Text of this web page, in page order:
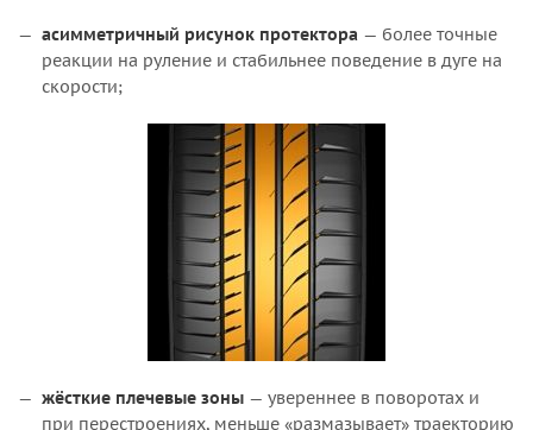
асимметричный рисунок протектора — более точные
реакции на руление и стабильнее поведение в дуге на
скорости;
жёсткие плечевые зоны — увереннее в поворотах и
при перестроениях, меньше «размазывает» траекторию